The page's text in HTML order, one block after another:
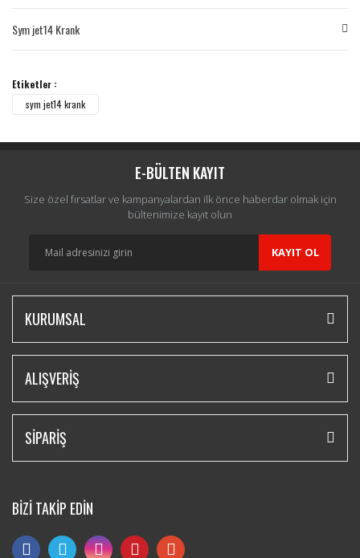
Yorum Yaz
Sym jet14 Krank
Etiketler :
sym jet14 krank
E-BÜLTEN KAYIT
Size özel fırsatlar ve kampanyalardan ilk önce haberdar olmak için
bültenimize kayıt olun
KAYIT OL
KURUMSAL
ALIŞVERİŞ
SİPARİŞ
BİZİ TAKİP EDİN